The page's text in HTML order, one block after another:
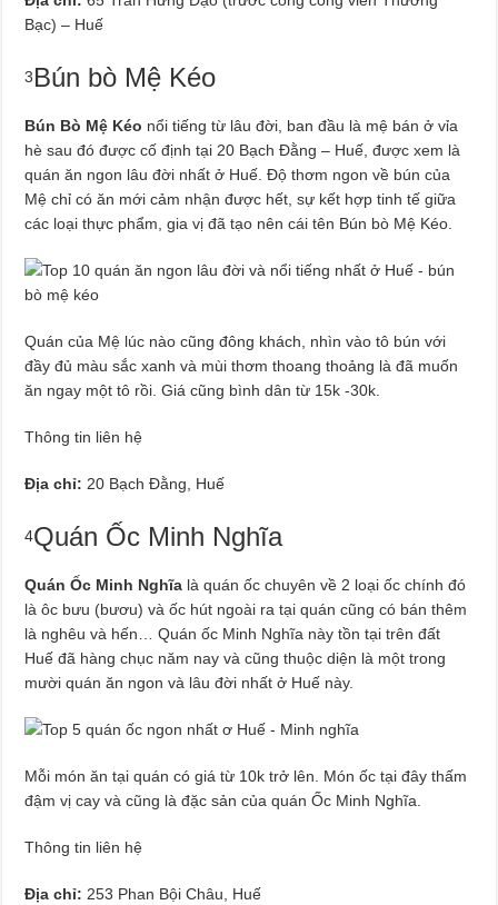
Bạc) – Huế
3Bún bò Mệ Kéo
Bún Bò Mệ Kéo nổi tiếng từ lâu đời, ban đầu là mệ bán ở vỉa
hè sau đó được cố định tại 20 Bạch Đằng – Huế, được xem là
quán ăn ngon lâu đời nhất ở Huế. Độ thơm ngon về bún của
Mệ chỉ có ăn mới cảm nhận được hết, sự kết hợp tinh tế giữa
các loại thực phẩm, gia vị đã tạo nên cái tên Bún bò Mệ Kéo.
Quán của Mệ lúc nào cũng đông khách, nhìn vào tô bún với
đầy đủ màu sắc xanh và mùi thơm thoang thoảng là đã muốn
ăn ngay một tô rồi. Giá cũng bình dân từ 15k -30k.
Thông tin liên hệ
Địa chỉ: 20 Bạch Đằng, Huế
4Quán Ốc Minh Nghĩa
Quán Ốc Minh Nghĩa là quán ốc chuyên về 2 loại ốc chính đó
là ôc bưu (bươu) và ốc hút ngoài ra tại quán cũng có bán thêm
là nghêu và hến… Quán ốc Minh Nghĩa này tồn tại trên đất
Huế đã hàng chục năm nay và cũng thuộc diện là một trong
mười quán ăn ngon và lâu đời nhất ở Huế này.
Mỗi món ăn tại quán có giá từ 10k trở lên. Món ốc tại đây thấm
đậm vị cay và cũng là đặc sản của quán Ốc Minh Nghĩa.
Thông tin liên hệ
Địa chỉ: 253 Phan Bội Châu, Huế